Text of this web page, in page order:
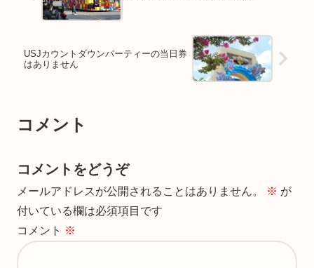
USJカウントダウンパーティーの当日券
はありません
コメント
コメントをどうぞ
メールアドレスが公開されることはありません。 ※ が
付いている欄は必須項目です
コメント ※